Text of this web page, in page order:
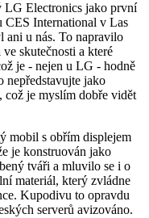
LG Electronics jako první
CES International v Las
ani u nás. To napravilo
skutečnosti a které
je - nejen u LG - hodně
nepředstavujte jako
což je myslím dobře vidět
mobil s obřím displejem
je konstruován jako
tváři a mluvilo se i o
materiál, který zvládne
Kupodivu to opravdu
serverů avizováno.